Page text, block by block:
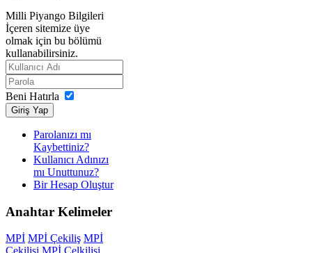
Milli Piyango Bilgileri
İçeren sitemize üye
olmak için bu bölümü
kullanabilirsiniz.
Beni Hatırla
Giriş Yap
Parolanızı mı
Kaybettiniz?
Kullanıcı Adınızı
mı Unuttunuz?
Bir Hesap Oluştur
Anahtar Kelimeler
MPİ MPİ Çekiliş MPİ